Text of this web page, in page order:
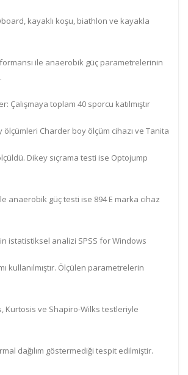
kayaklı koşu, biathlon ve kayakla
ile anaerobik güç parametrelerinin
Çalışmaya toplam 40 sporcu katılmıştır
ölçümleri Charder boy ölçüm cihazı ve Tanita
Dikey sıçrama testi ise Optojump
anaerobik güç testi ise 894 E marka cihaz
istatistiksel analizi SPSS for Windows
kullanılmıştır. Ölçülen parametrelerin
Kurtosis ve Shapiro-Wilks testleriyle
dağılım göstermediği tespit edilmiştir.